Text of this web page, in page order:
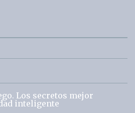
Los secretos mejor
inteligente